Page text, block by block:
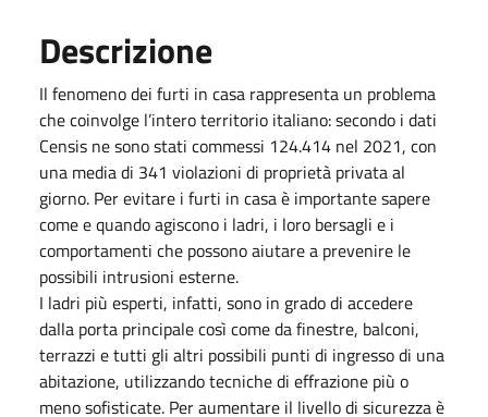
Descrizione
Il fenomeno dei furti in casa rappresenta un problema
che coinvolge l’intero territorio italiano: secondo i dati
Censis ne sono stati commessi 124.414 nel 2021, con
una media di 341 violazioni di proprietà privata al
giorno. Per evitare i furti in casa è importante sapere
come e quando agiscono i ladri, i loro bersagli e i
comportamenti che possono aiutare a prevenire le
possibili intrusioni esterne.
I ladri più esperti, infatti, sono in grado di accedere
dalla porta principale così come da finestre, balconi,
terrazzi e tutti gli altri possibili punti di ingresso di una
abitazione, utilizzando tecniche di effrazione più o
meno sofisticate. Per aumentare il livello di sicurezza è